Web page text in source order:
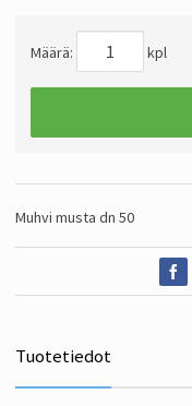
Määrä: kpl
Muhvi musta dn 50
Tuotetiedot